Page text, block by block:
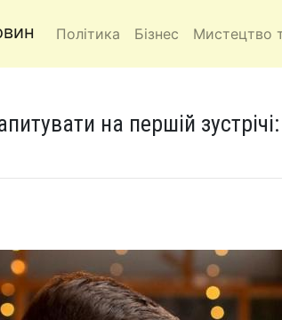
Політика Бізнес Мистецтво
на першій